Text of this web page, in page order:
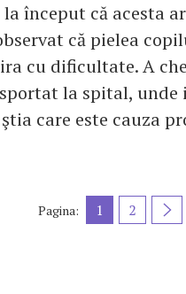
început că acesta
că pielea
cu dificultate. A
la spital,
care este cauza
Pagina: 1 2